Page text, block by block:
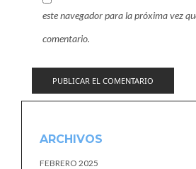
este navegador para la próxima vez
comentario.
ARCHIVOS
FEBRERO 2025